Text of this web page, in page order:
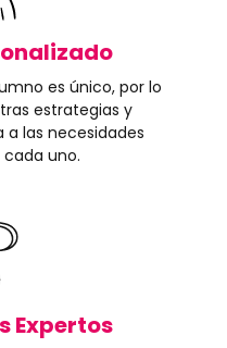
es único, por lo
estrategias y
las necesidades
uno.
Expertos